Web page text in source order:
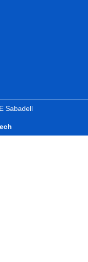
Sabadell